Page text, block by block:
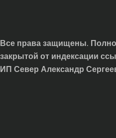
Все права защищены.
закрытой от индексации
ИП Север Александр